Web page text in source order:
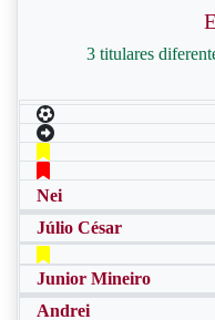
3 titulares
Nei
Júlio César
Junior Mineiro
Andrei